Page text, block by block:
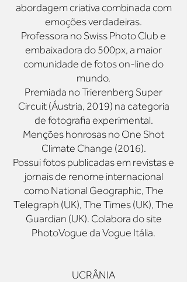
abordagem criativa combinada com
emoções verdadeiras.
Professora no Swiss Photo Club e
embaixadora do 500px, a maior
comunidade de fotos on-line do
mundo.
Premiada no Trierenberg Super
Circuit (Áustria, 2019) na categoria
de fotografia experimental.
Menções honrosas no One Shot
Climate Change (2016).
Possui fotos publicadas em revistas e
jornais de renome internacional
como National Geographic, The
Telegraph (UK), The Times (UK), The
Guardian (UK). Colabora do site
PhotoVogue da Vogue Itália.
UCRÂNIA